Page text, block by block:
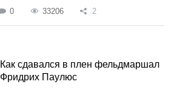
0 33206 2
Как сдавался в плен фельдмаршал
Фридрих Паулюс